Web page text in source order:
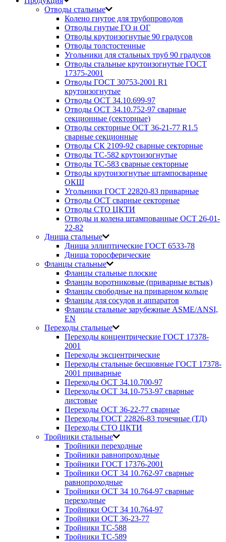
Отводы стальные
Колено гнутое для трубопроводов
Отводы гнутые ГО и ОГ
Отводы крутоизогнутые 90 градусов
Отводы толстостенные
Угольники для стальных труб 90 градусов
Отводы стальные крутоизогнутые ГОСТ
17375-2001
Отводы ГОСТ 30753-2001 R1
крутоизогнутые
Отводы ОСТ 34.10.699-97
Отводы ОСТ 34.10.752-97 сварные
секционные (секторные)
Отводы секторные ОСТ 36-21-77 R1.5
сварные секционные
Отводы СК 2109-92 сварные секторные
Отводы ТС-582 крутоизогнутые
Отводы ТС-583 сварные секторные
Отводы крутоизогнутые штампосварные
ОКШ
Угольники ГОСТ 22820-83 приварные
Отводы ОСТ сварные секторные
Отводы СТО ЦКТИ
Отводы и колена штампованные ОСТ 26-01-
22-82
Днища стальные
Днища эллиптические ГОСТ 6533-78
Днища торосферические
Фланцы стальные
Фланцы стальные плоские
Фланцы воротниковые (приварные встык)
Фланцы свободные на приварном кольце
Фланцы для сосудов и аппаратов
Фланцы стальные зарубежные ASME/ANSI,
EN
Переходы стальные
Переходы концентрические ГОСТ 17378-
2001
Переходы эксцентрические
Переходы стальные бесшовные ГОСТ 17378-
2001 приварные
Переходы ОСТ 34.10.700-97
Переходы ОСТ 34.10-753-97 сварные
листовые
Переходы ОСТ 36-22-77 сварные
Переходы ГОСТ 22826-83 точечные (ТД)
Переходы СТО ЦКТИ
Тройники стальные
Тройники переходные
Тройники равнопроходные
Тройники ГОСТ 17376-2001
Тройники ОСТ 34 10.762-97 сварные
равнопроходные
Тройники ОСТ 34 10.764-97 сварные
переходные
Тройники ОСТ 34 10.764-97
Тройники ОСТ 36-23-77
Тройники ТС-588
Тройники ТС-589